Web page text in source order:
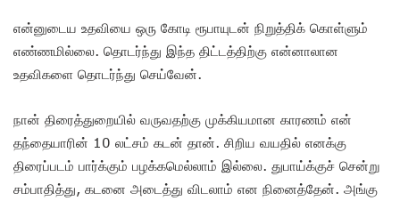
என்னுடைய உதவியை ஒரு கோடி ரூபாயுடன் நிறுத்திக் கொள்ளும்
எண்ணமில்லை. தொடர்ந்து இந்த திட்டத்திற்கு என்னாலான
உதவிகளை தொடர்ந்து செய்வேன்.
நான் திரைத்துறையில் வருவதற்கு முக்கியமான காரணம் என்
தந்தையாரின் 10 லட்சம் கடன் தான். சிறிய வயதில் எனக்கு
திரைப்படம் பார்க்கும் பழக்கமெல்லாம் இல்லை. துபாய்க்குச் சென்று
சம்பாதித்து, கடனை அடைத்து விடலாம் என நினைத்தேன். அங்கு